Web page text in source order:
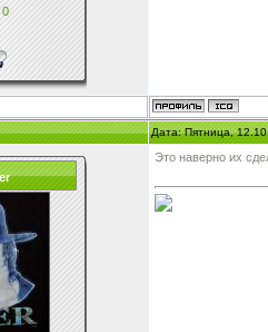
0
Дата: Пятница,
Это наверно их